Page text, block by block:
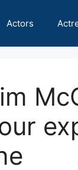
Actors